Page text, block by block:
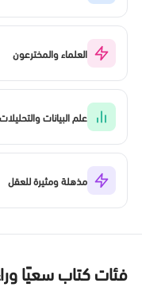
العلماء والمخترعون
علم البيانات والتحليلات
مذهلة ومثيرة للعقل
فئات كتاب سعيًا